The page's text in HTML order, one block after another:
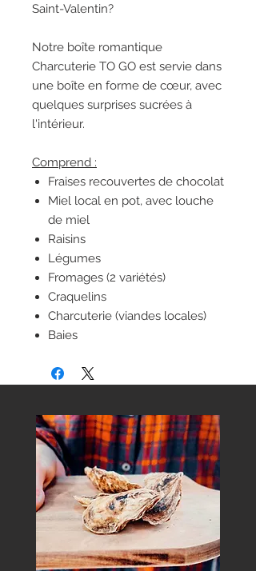
Saint-Valentin?
Notre boîte romantique
Charcuterie TO GO est servie dans
une boîte en forme de cœur, avec
quelques surprises sucrées à
l'intérieur.
Comprend :
Fraises recouvertes de chocolat
Miel local en pot, avec louche
de miel
Raisins
Légumes
Fromages (2 variétés)
Craquelins
Charcuterie (viandes locales)
Baies